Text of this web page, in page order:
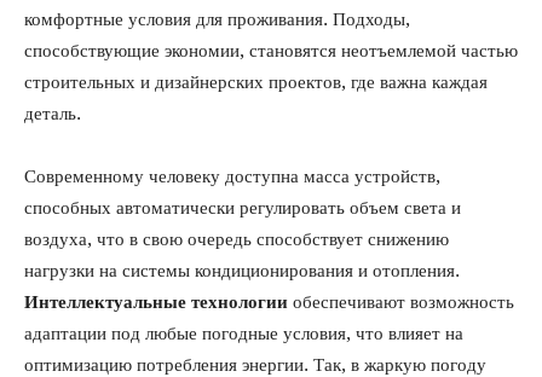
комфортные условия для проживания. Подходы,
способствующие экономии, становятся неотъемлемой частью
строительных и дизайнерских проектов, где важна каждая
деталь.
Современному человеку доступна масса устройств,
способных автоматически регулировать объем света и
воздуха, что в свою очередь способствует снижению
нагрузки на системы кондиционирования и отопления.
Интеллектуальные технологии обеспечивают возможность
адаптации под любые погодные условия, что влияет на
оптимизацию потребления энергии. Так, в жаркую погоду